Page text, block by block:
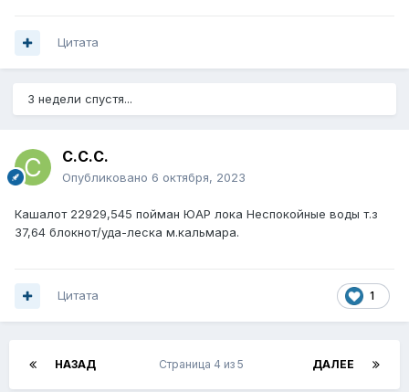
Цитата
3 недели спустя...
С.С.С.
Опубликовано 6 октября, 2023
Кашалот 22929,545 пойман ЮАР лока Неспокойные воды т.з
37,64 блокнот/уда-леска м.кальмара.
1
Цитата
НАЗАД ДАЛЕЕ
Страница 4 из 5